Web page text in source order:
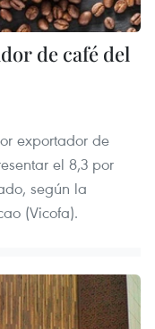
de café del
exportador de
el 8,3 por
según la
(Vicofa).